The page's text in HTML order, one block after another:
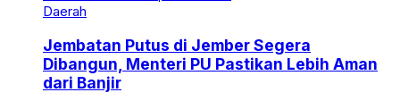
Daerah
Jembatan Putus di Jember Segera
Dibangun, Menteri PU Pastikan Lebih Aman
dari Banjir